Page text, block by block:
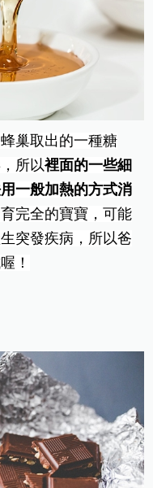
巢取出的一種糖
所以裡面的一些細
一般加熱的方式消
完全的寶寶，可能
突發疾病，所以爸
！